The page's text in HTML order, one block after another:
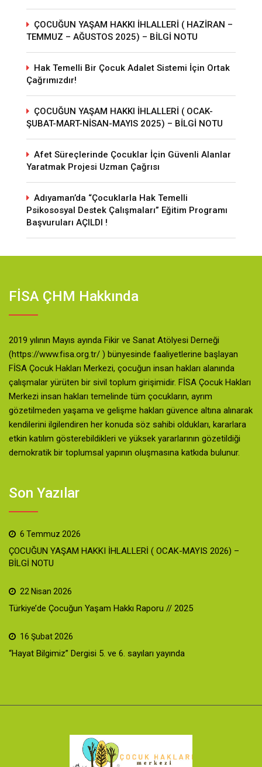
ÇOCUĞUN YAŞAM HAKKI İHLALLERİ ( HAZİRAN –
TEMMUZ – AĞUSTOS 2025) – BİLGİ NOTU
Hak Temelli Bir Çocuk Adalet Sistemi İçin Ortak
Çağrımızdır!
ÇOCUĞUN YAŞAM HAKKI İHLALLERİ ( OCAK-
ŞUBAT-MART-NİSAN-MAYIS 2025) – BİLGİ NOTU
Afet Süreçlerinde Çocuklar İçin Güvenli Alanlar
Yaratmak Projesi Uzman Çağrısı
Adıyaman’da “Çocuklarla Hak Temelli
Psikososyal Destek Çalışmaları” Eğitim Programı
Başvuruları AÇILDI !
FİSA ÇHM Hakkında
2019 yılının Mayıs ayında Fikir ve Sanat Atölyesi Derneği
(https://www.fisa.org.tr/ ) bünyesinde faaliyetlerine başlayan
FİSA Çocuk Hakları Merkezi, çocuğun insan hakları alanında
çalışmalar yürüten bir sivil toplum girişimidir. FİSA Çocuk Hakları
Merkezi insan hakları temelinde tüm çocukların, ayrım
gözetilmeden yaşama ve gelişme hakları güvence altına alınarak
kendilerini ilgilendiren her konuda söz sahibi oldukları, kararlara
etkin katılım gösterebildikleri ve yüksek yararlarının gözetildiği
demokratik bir toplumsal yapının oluşmasına katkıda bulunur.
Son Yazılar
6 Temmuz 2026
ÇOCUĞUN YAŞAM HAKKI İHLALLERİ ( OCAK-MAYIS 2026) –
BİLGİ NOTU
22 Nisan 2026
Türkiye’de Çocuğun Yaşam Hakkı Raporu // 2025
16 Şubat 2026
“Hayat Bilgimiz” Dergisi 5. ve 6. sayıları yayında